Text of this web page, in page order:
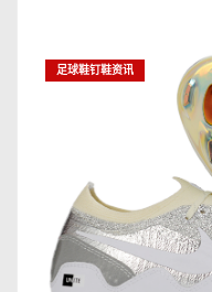
足球鞋钉鞋资讯